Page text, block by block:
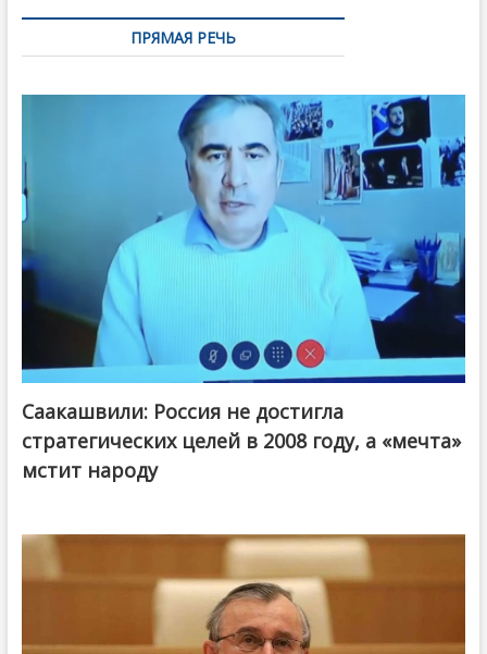
ПРЯМАЯ РЕЧЬ
Саакашвили: Россия не достигла
стратегических целей в 2008 году, а «мечта»
мстит народу